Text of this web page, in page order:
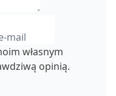
własnym
opinią.